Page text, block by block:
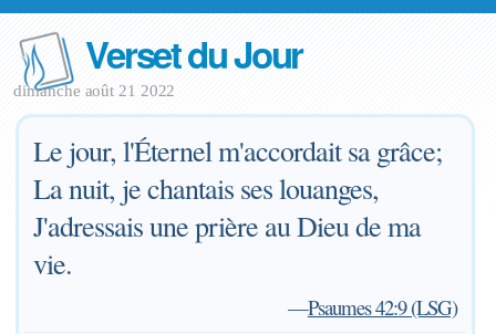
Verset du Jour
dimanche août 21 2022
Le jour, l'Éternel m'accordait sa grâce;
La nuit, je chantais ses louanges,
J'adressais une prière au Dieu de ma
vie.
—Psaumes 42:9 (LSG)